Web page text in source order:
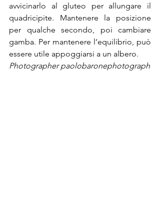
avvicinarlo al gluteo per allungare il
quadricipite. Mantenere la posizione
per qualche secondo, poi cambiare
gamba. Per mantenere l’equilibrio, può
essere utile appoggiarsi a un albero.
Photographer paolobaronephotograph